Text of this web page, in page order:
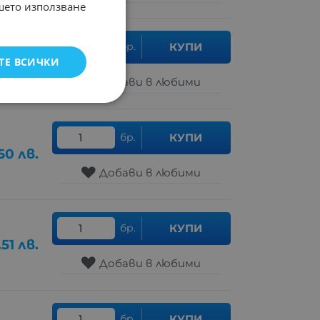
лв.
бр. КУПИ
Добави в любими
лв.
бр. КУПИ
Добави в любими
лв.
бр. КУПИ
Добави в любими
използване
ВСИЧКИ